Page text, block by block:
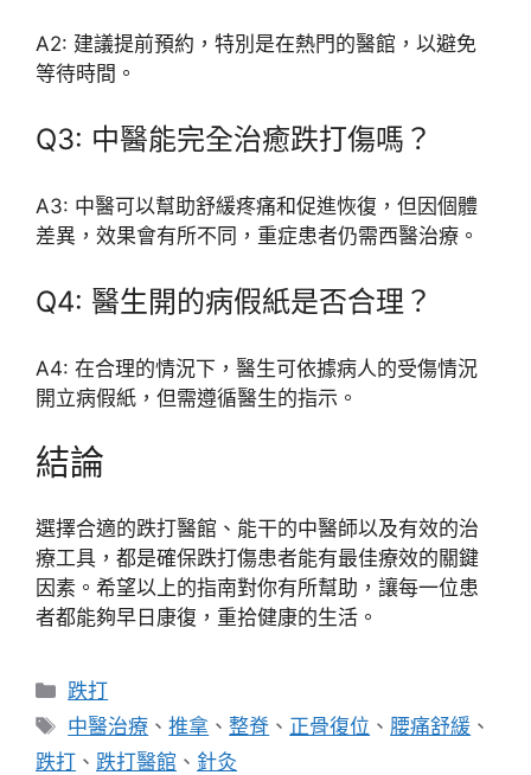
A2: 建議提前預約，特別是在熱門的醫館，以避免
等待時間。
Q3: 中醫能完全治癒跌打傷嗎？
A3: 中醫可以幫助舒緩疼痛和促進恢復，但因個體
差異，效果會有所不同，重症患者仍需西醫治療。
Q4: 醫生開的病假紙是否合理？
A4: 在合理的情況下，醫生可依據病人的受傷情況
開立病假紙，但需遵循醫生的指示。
結論
選擇合適的跌打醫館、能干的中醫師以及有效的治
療工具，都是確保跌打傷患者能有最佳療效的關鍵
因素。希望以上的指南對你有所幫助，讓每一位患
者都能夠早日康復，重拾健康的生活。
分
類
跌打
標
籤
中醫治療 、推拿 、整脊 、 正骨復位 、 腰痛舒緩 、
跌打 、 跌打醫館 、 針灸